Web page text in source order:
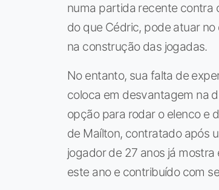
numa partida recente contra
do que Cédric, pode atuar
na construção das jogadas.
No entanto, sua falta de
coloca em desvantagem na
opção para rodar o elenco e
de Maílton, contratado após
jogador de 27 anos já
este ano e contribuído com